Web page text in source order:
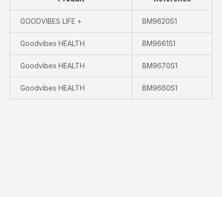
GOODVIBES LIFE + BM9620S1
Goodvibes HEALTH BM9661S1
Goodvibes HEALTH BM9670S1
Goodvibes HEALTH BM9660S1